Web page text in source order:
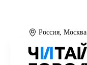
Россия, Москва